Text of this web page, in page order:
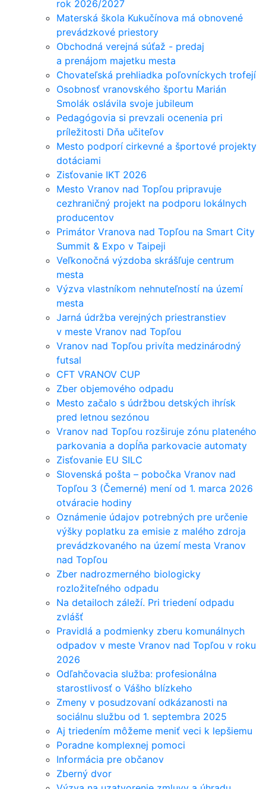
rok 2026/2027
Materská škola Kukučínova má obnovené
prevádzkové priestory
Obchodná verejná súťaž - predaj
a prenájom majetku mesta
Chovateľská prehliadka poľovníckych trofejí
Osobnosť vranovského športu Marián
Smolák oslávila svoje jubileum
Pedagógovia si prevzali ocenenia pri
príležitosti Dňa učiteľov
Mesto podporí cirkevné a športové projekty
dotáciami
Zisťovanie IKT 2026
Mesto Vranov nad Topľou pripravuje
cezhraničný projekt na podporu lokálnych
producentov
Primátor Vranova nad Topľou na Smart City
Summit & Expo v Taipeji
Veľkonočná výzdoba skrášľuje centrum
mesta
Výzva vlastníkom nehnuteľností na území
mesta
Jarná údržba verejných priestranstiev
v meste Vranov nad Topľou
Vranov nad Topľou privíta medzinárodný
futsal
CFT VRANOV CUP
Zber objemového odpadu
Mesto začalo s údržbou detských ihrísk
pred letnou sezónou
Vranov nad Topľou rozširuje zónu plateného
parkovania a dopĺňa parkovacie automaty
Zisťovanie EU SILC
Slovenská pošta – pobočka Vranov nad
Topľou 3 (Čemerné) mení od 1. marca 2026
otváracie hodiny
Oznámenie údajov potrebných pre určenie
výšky poplatku za emisie z malého zdroja
prevádzkovaného na území mesta Vranov
nad Topľou
Zber nadrozmerného biologicky
rozložiteľného odpadu
Na detailoch záleží. Pri triedení odpadu
zvlášť
Pravidlá a podmienky zberu komunálnych
odpadov v meste Vranov nad Topľou v roku
2026
Odľahčovacia služba: profesionálna
starostlivosť o Vášho blízkeho
Zmeny v posudzovaní odkázanosti na
sociálnu službu od 1. septembra 2025
Aj triedením môžeme meniť veci k lepšiemu
Poradne komplexnej pomoci
Informácia pre občanov
Zberný dvor